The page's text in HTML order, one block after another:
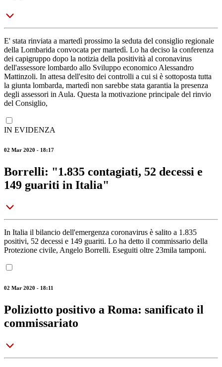
E' stata rinviata a martedì prossimo la seduta del consiglio regionale
della Lombarida convocata per martedì. Lo ha deciso la conferenza
dei capigruppo dopo la notizia della positività al coronavirus
dell'assessore lombardo allo Sviluppo economico Alessandro
Mattinzoli. In attesa dell'esito dei controlli a cui si è sottoposta tutta
la giunta lombarda, martedì non sarebbe stata garantia la presenza
degli assessori in Aula. Questa la motivazione principale del rinvio
del Consiglio,
IN EVIDENZA
02 Mar 2020 - 18:17
Borrelli: "1.835 contagiati, 52 decessi e
149 guariti in Italia"
In Italia il bilancio dell'emergenza coronavirus è salito a 1.835
positivi, 52 decessi e 149 guariti. Lo ha detto il commissario della
Protezione civile, Angelo Borrelli. Eseguiti oltre 23mila tamponi.
02 Mar 2020 - 18:11
Poliziotto positivo a Roma: sanificato il
commissariato